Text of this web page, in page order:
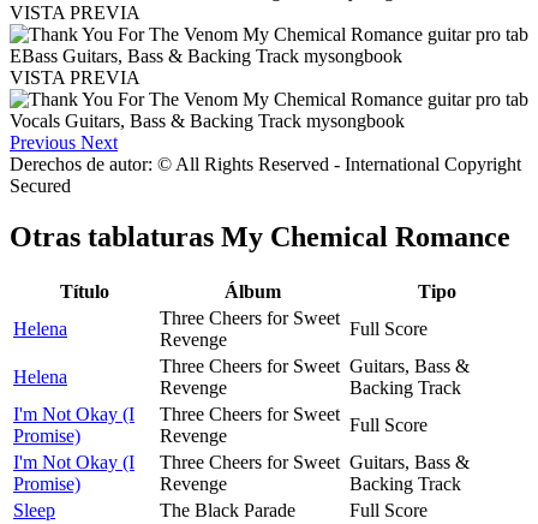
VISTA PREVIA
VISTA PREVIA
Previous Next
Derechos de autor: © All Rights Reserved - International Copyright
Secured
Otras tablaturas My Chemical Romance
Título Álbum
Tipo
Helena
Three Cheers for Sweet
Revenge
Full Score
Helena
Three Cheers for Sweet
Revenge
Guitars, Bass &
Backing Track
I'm Not Okay (I
Promise)
Three Cheers for Sweet
Revenge
Full Score
I'm Not Okay (I
Promise)
Three Cheers for Sweet
Revenge
Guitars, Bass &
Backing Track
Sleep
The Black Parade Full Score